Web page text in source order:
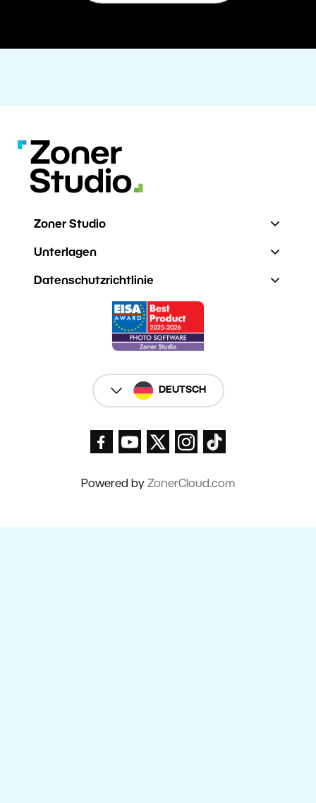
Zoner Studio
Unterlagen
Datenschutzrichtlinie
DEUTSCH
Powered by ZonerCloud.com